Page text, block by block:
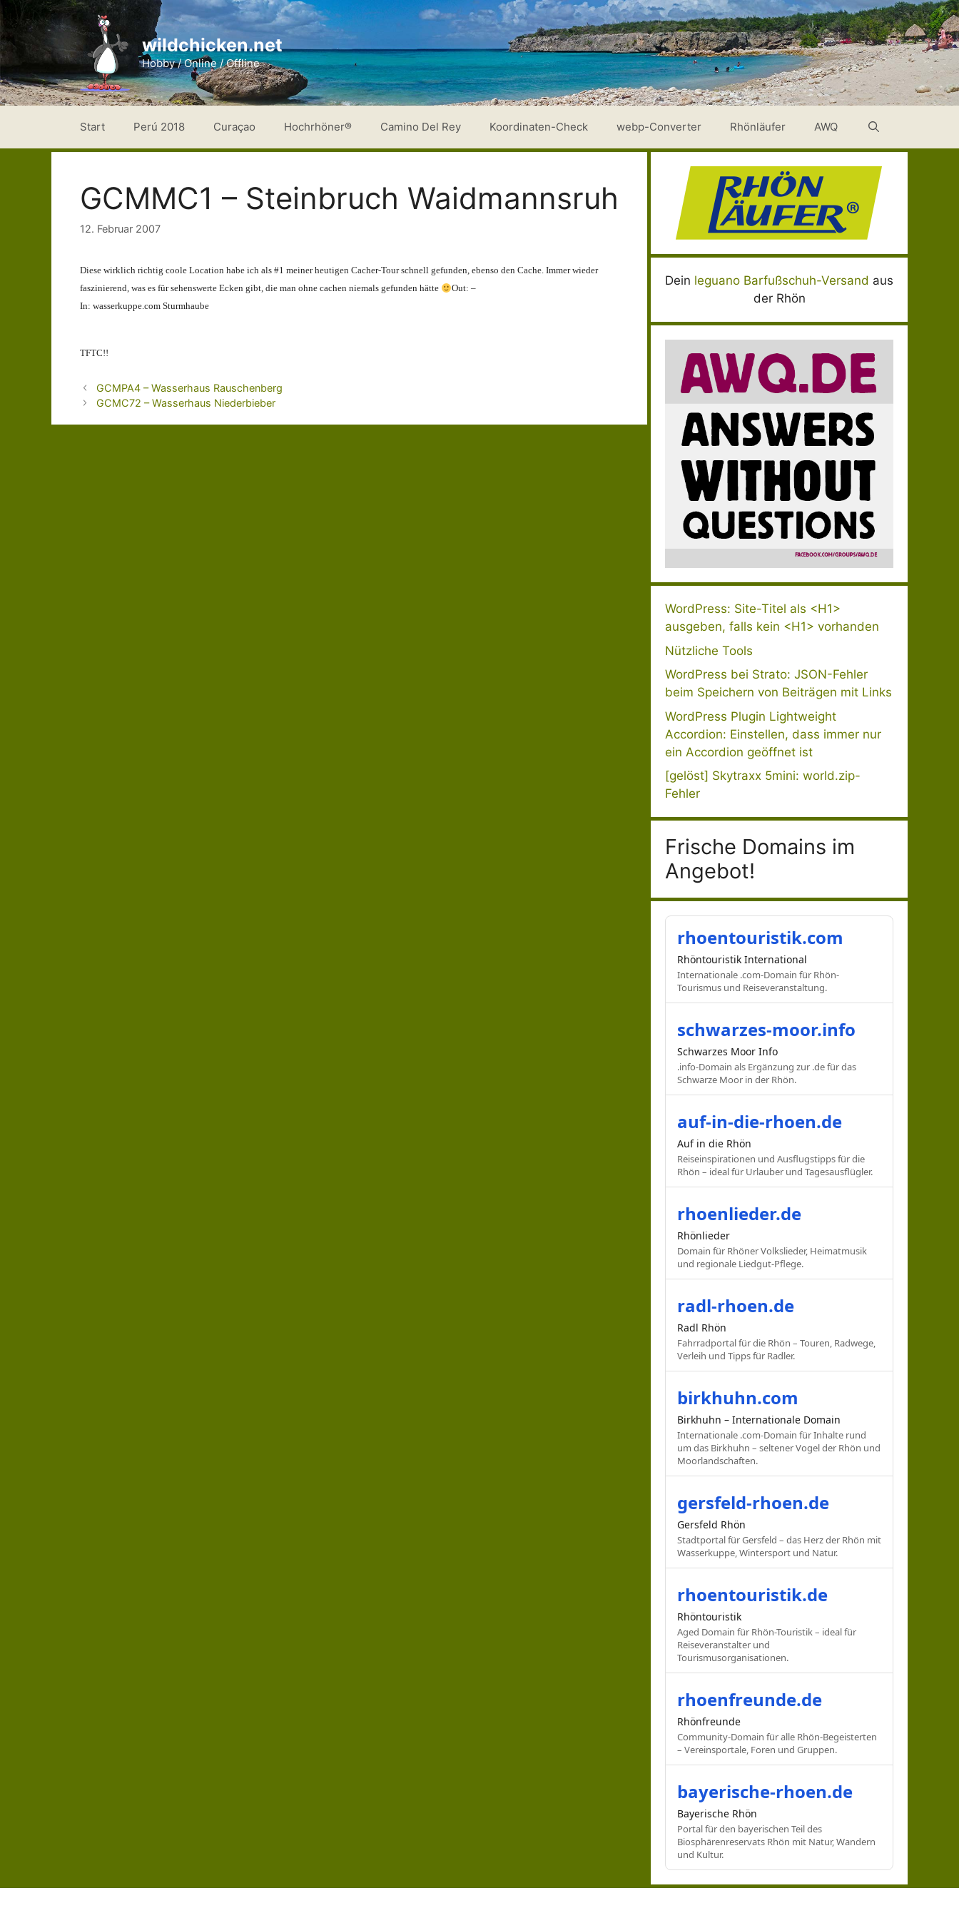
Zum
Inhalt
springen
wildchicken.net
Hobby / Online / Offline
Start Perú 2018 Curaçao Hochrhöner® Camino Del Rey Koordinaten-Check webp-Converter Rhönläufer AWQ
GCMMC1 – Steinbruch Waidmannsruh
12. Februar 2007
Diese wirklich richtig coole Location habe ich als #1 meiner heutigen Cacher-Tour schnell gefunden, ebenso den Cache. Immer wieder
faszinierend, was es für sehenswerte Ecken gibt, die man ohne cachen niemals gefunden hätte
Out: –
In: wasserkuppe.com Sturmhaube
TFTC!!
GCMPA4 – Wasserhaus Rauschenberg
GCMC72 – Wasserhaus Niederbieber
Dein leguano Barfußschuh-Versand aus
der Rhön
WordPress: Site-Titel als <H1>
ausgeben, falls kein <H1> vorhanden
Nützliche Tools
WordPress bei Strato: JSON-Fehler
beim Speichern von Beiträgen mit Links
WordPress Plugin Lightweight
Accordion: Einstellen, dass immer nur
ein Accordion geöffnet ist
[gelöst] Skytraxx 5mini: world.zip-
Fehler
Frische Domains im
Angebot!
rhoentouristik.com
Rhöntouristik International
Internationale .com-Domain für Rhön-
Tourismus und Reiseveranstaltung.
schwarzes-moor.info
Schwarzes Moor Info
.info-Domain als Ergänzung zur .de für das
Schwarze Moor in der Rhön.
auf-in-die-rhoen.de
Auf in die Rhön
Reiseinspirationen und Ausflugstipps für die
Rhön – ideal für Urlauber und Tagesausflügler.
rhoenlieder.de
Rhönlieder
Domain für Rhöner Volkslieder, Heimatmusik
und regionale Liedgut-Pflege.
radl-rhoen.de
Radl Rhön
Fahrradportal für die Rhön – Touren, Radwege,
Verleih und Tipps für Radler.
birkhuhn.com
Birkhuhn – Internationale Domain
Internationale .com-Domain für Inhalte rund
um das Birkhuhn – seltener Vogel der Rhön und
Moorlandschaften.
gersfeld-rhoen.de
Gersfeld Rhön
Stadtportal für Gersfeld – das Herz der Rhön mit
Wasserkuppe, Wintersport und Natur.
rhoentouristik.de
Rhöntouristik
Aged Domain für Rhön-Touristik – ideal für
Reiseveranstalter und
Tourismusorganisationen.
rhoenfreunde.de
Rhönfreunde
Community-Domain für alle Rhön-Begeisterten
– Vereinsportale, Foren und Gruppen.
bayerische-rhoen.de
Bayerische Rhön
Portal für den bayerischen Teil des
Biosphärenreservats Rhön mit Natur, Wandern
und Kultur.